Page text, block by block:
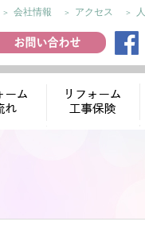
会社情報 アクセス